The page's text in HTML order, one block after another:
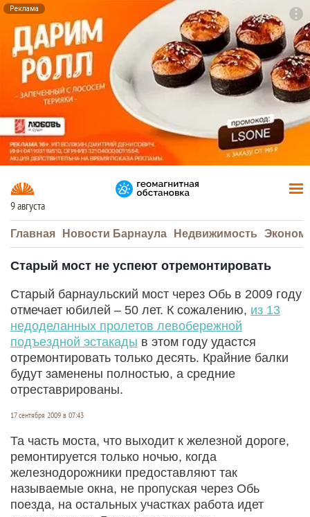
Реклама
9 августа
Главная Новости Барнаула Недвижимость
Старый мост не успеют отремонтировать
Старый барнаульский мост через Обь в 2009 году
отмечает юбилей – 50 лет. К сожалению, из 13
недоделанных пролетов левобережной
подъездной эстакады в этом году удастся
отремонтировать только десять. Крайние балки
будут заменены полностью, а средние
отреставрированы.
17 сентября 2009 в 07:43
Та часть моста, что выходит к железной дороге,
ремонтируется только ночью, когда
железнодорожники предоставляют так
называемые окна, не пропуская через Обь
поезда, на остальных участках работа идет